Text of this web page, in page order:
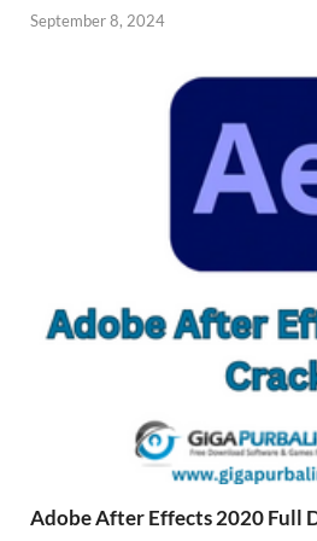
September 8, 2024
Adobe After Effects 2020 Full